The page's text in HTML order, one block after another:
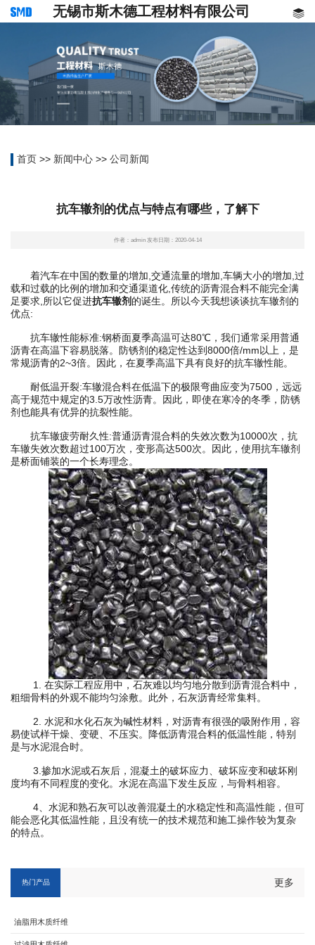
无锡市斯木德工程材料有限公司
首页 >> 新闻中心 >> 公司新闻
抗车辙剂的优点与特点有哪些，了解下
作者：admin 发布日期：2020-04-14
着汽车在中国的数量的增加,交通流量的增加,车辆大小的增加,过
载和过载的比例的增加和交通渠道化,传统的沥青混合料不能完全满
足要求,所以它促进抗车辙剂的诞生。所以今天我想谈谈抗车辙剂的
优点:
抗车辙性能标准:钢桥面夏季高温可达80℃，我们通常采用普通
沥青在高温下容易脱落。防锈剂的稳定性达到8000倍/mm以上，是
常规沥青的2~3倍。因此，在夏季高温下具有良好的抗车辙性能。
耐低温开裂:车辙混合料在低温下的极限弯曲应变为7500，远远
高于规范中规定的3.5万改性沥青。因此，即使在寒冷的冬季，防锈
剂也能具有优异的抗裂性能。
抗车辙疲劳耐久性:普通沥青混合料的失效次数为10000次，抗
车辙失效次数超过100万次，变形高达500次。因此，使用抗车辙剂
是桥面铺装的一个长寿理念。
1. 在实际工程应用中，石灰难以均匀地分散到沥青混合料中，
粗细骨料的外观不能均匀涂敷。此外，石灰沥青经常集料。
2. 水泥和水化石灰为碱性材料，对沥青有很强的吸附作用，容
易使试样干燥、变硬、不压实。降低沥青混合料的低温性能，特别
是与水泥混合时。
3.掺加水泥或石灰后，混凝土的破坏应力、破坏应变和破坏刚
度均有不同程度的变化。水泥在高温下发生反应，与骨料相容。
4、水泥和熟石灰可以改善混凝土的水稳定性和高温性能，但可
能会恶化其低温性能，且没有统一的技术规范和施工操作较为复杂
的特点。
热门产品 更多
油脂用木质纤维